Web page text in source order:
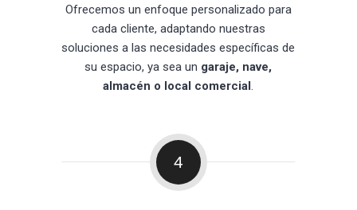
Ofrecemos un enfoque personalizado para
cada cliente, adaptando nuestras
soluciones a las necesidades específicas de
su espacio, ya sea un garaje, nave,
almacén o local comercial.
4